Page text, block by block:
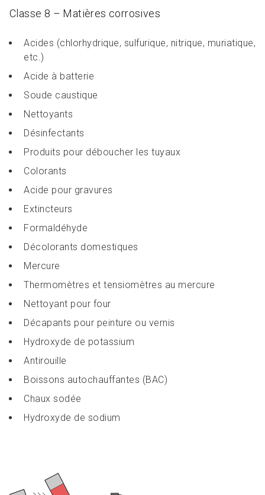
Classe 8 – Matières corrosives
Acides (chlorhydrique, sulfurique, nitrique, muriatique,
etc.)
Acide à batterie
Soude caustique
Nettoyants
Désinfectants
Produits pour déboucher les tuyaux
Colorants
Acide pour gravures
Extincteurs
Formaldéhyde
Décolorants domestiques
Mercure
Thermomètres et tensiomètres au mercure
Nettoyant pour four
Décapants pour peinture ou vernis
Hydroxyde de potassium
Antirouille
Boissons autochauffantes (BAC)
Chaux sodée
Hydroxyde de sodium